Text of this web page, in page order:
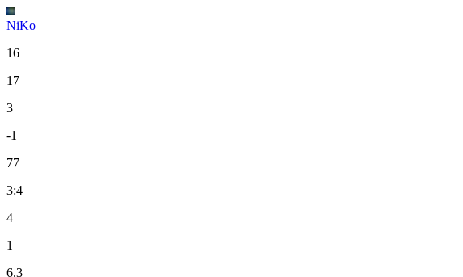
NiKo
16
17
3
-1
77
3:4
4
1
6.3